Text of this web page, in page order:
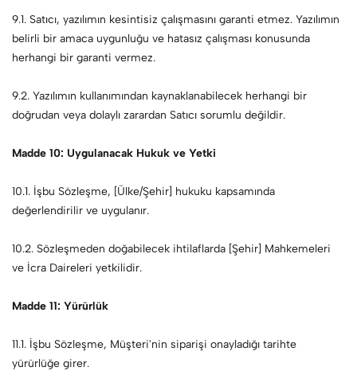
9.1. Satıcı, yazılımın kesintisiz çalışmasını garanti etmez. Yazılımın
belirli bir amaca uygunluğu ve hatasız çalışması konusunda
herhangi bir garanti vermez.
9.2. Yazılımın kullanımından kaynaklanabilecek herhangi bir
doğrudan veya dolaylı zarardan Satıcı sorumlu değildir.
Madde 10: Uygulanacak Hukuk ve Yetki
10.1. İşbu Sözleşme, [Ülke/Şehir] hukuku kapsamında
değerlendirilir ve uygulanır.
10.2. Sözleşmeden doğabilecek ihtilaflarda [Şehir] Mahkemeleri
ve İcra Daireleri yetkilidir.
Madde 11: Yürürlük
11.1. İşbu Sözleşme, Müşteri'nin siparişi onayladığı tarihte
yürürlüğe girer.